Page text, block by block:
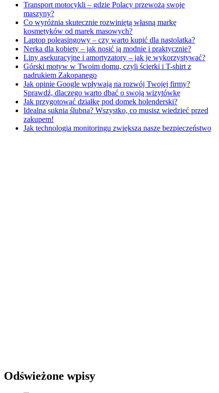
Transport motocykli – gdzie Polacy przewożą swoje
maszyny?
Co wyróżnia skutecznie rozwiniętą własną markę
kosmetyków od marek masowych?
Laptop poleasingowy – czy warto kupić dla nastolatka?
Nerka dla kobiety – jak nosić ją modnie i praktycznie?
Liny asekuracyjne i amortyzatory – jak je wykorzystywać?
Górski motyw w Twoim domu, czyli ścierki i T-shirt z
nadrukiem Zakopanego
Jak opinie Google wpływają na rozwój Twojej firmy?
Sprawdź, dlaczego warto dbać o swoją wizytówkę
Jak przygotować działkę pod domek holenderski?
Idealna suknia ślubna? Wszystko, co musisz wiedzieć przed
zakupem!
Jak technologia monitoringu zwiększa nasze bezpieczeństwo
Odświeżone wpisy